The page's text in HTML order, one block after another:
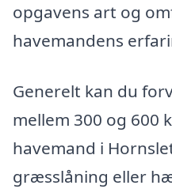
opgavens art og
havemandens
Generelt kan du
mellem 300 og 600
havemand i
græsslåning eller